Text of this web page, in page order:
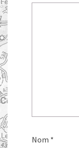
Nom *